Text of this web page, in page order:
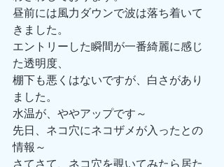
昼前には風力ダウンで波は落ち着いて
きました。
エントリーした瞬間が一番綺麗に感じ
た透明度、
棚下も悪くはないですが、白さがあり
ました。
水温が、ややアップです～
先日、ネコ穴にネコザメが入ったとの
情報～
さてさて、ネコ穴を覗いてみたら居た